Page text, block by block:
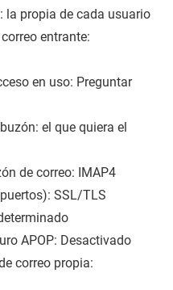
de cada usuario
entrante:
uso: Preguntar
que quiera el
IMAP4
SSL/TLS
Desactivado
correo propia: